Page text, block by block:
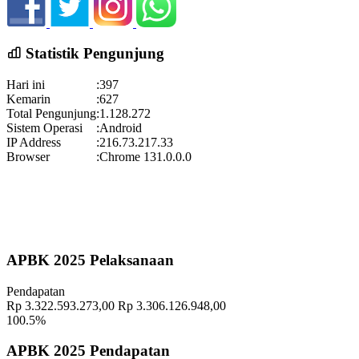
Geografis 10 November 2021
Memahami Peran dan Makna Rois dalam Pembinaan Rois di
Kalurahan Wukirsari 02 April 2024
Semangat Gotong Royong Warga Wukirsari Masih Sangat Terjaga
Hadirilah Pengajian Gelar Budaya Wukirsari 2025
Lokasi
:
Gelar Budaya Wukirsari 2025
Waktu
:
Lokasi
Koordinator
:
21 Desember 2021 18:42:10
Semoga penghuni rumah sehat...
Statistik Pengunjung
Hari ini :397
Kemarin
:627
Total Pengunjung:1.128.272
Sistem Operasi
:Android
IP Address
:216.73.217.33
Browser
:Chrome 131.0.0.0
APBK 2025 Pelaksanaan
Pendapatan
Rp 3.322.593.273,00 Rp 3.306.126.948,00
100.5%
APBK 2025 Pendapatan